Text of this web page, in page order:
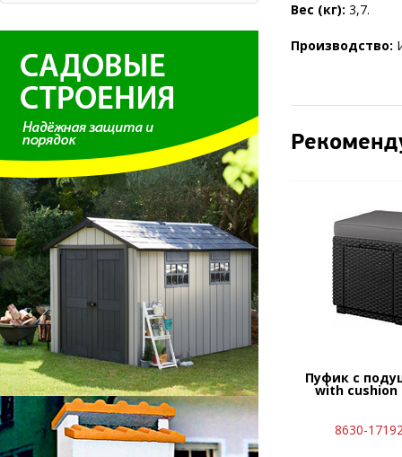
Вес (кг): 3,7.
Производство:
Пуфик с
with cushion
8630-